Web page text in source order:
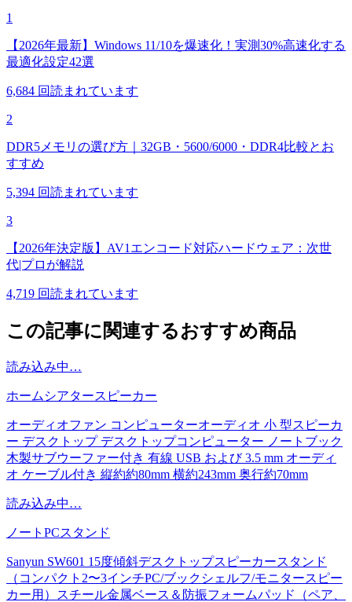
1
【2026年最新】Windows 11/10を爆速化！実測30%高速化する
最適化設定42選
6,684 回読まれています
2
DDR5メモリの選び方｜32GB・5600/6000・DDR4比較とお
すすめ
5,394 回読まれています
3
【2026年決定版】AV1エンコード対応ハードウェア：次世
代|プロが解説
4,719 回読まれています
この記事に関連するおすすめ商品
読み込み中…
ホームシアタースピーカー
オーディオファン コンピューターオーディオ 小 型スピーカ
ー デスクトップ デスクトップコンピューター ノートブック
木製サブウーファー付き 有線 USB および 3.5 mm オーディ
オ ケーブル付き 縦約約80mm 横約243mm 奥行約70mm
読み込み中…
ノートPCスタンド
Sanyun SW601 15度傾斜デスクトップスピーカースタンド
（コンパクト2〜3インチPC/ブックシェルフ/モニタースピー
カー用）スチール金属ベース＆防振フォームパッド（ペア、